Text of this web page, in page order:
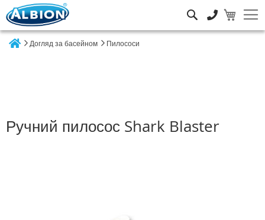
Догляд за басейном Пилососи
Ручний пилосос Shark Blaster